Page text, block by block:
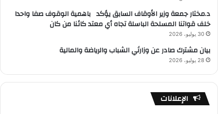
د.مختار جمعة وزير الأوقاف السابق يؤكد باهمية الوقوف صفا واحدا
خلف قواتنا المسلحة الباسلة تجاه أي معتد كائنا من كان
30 يوليو، 2026
بيان مشترك صادر عن وزارتَي الشباب والرياضة والمالية
28 يوليو، 2026
الإعلانات